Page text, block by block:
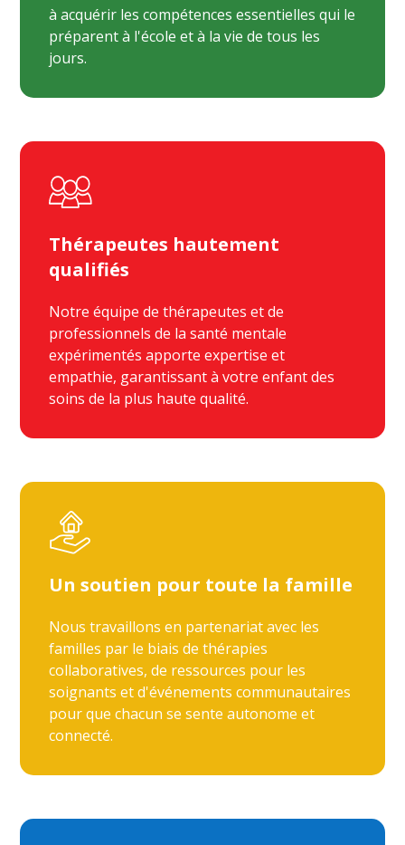
à acquérir les compétences essentielles qui le
préparent à l'école et à la vie de tous les
jours.
Thérapeutes hautement
qualifiés
Notre équipe de thérapeutes et de
professionnels de la santé mentale
expérimentés apporte expertise et
empathie, garantissant à votre enfant des
soins de la plus haute qualité.
Un soutien pour toute la famille
Nous travaillons en partenariat avec les
familles par le biais de thérapies
collaboratives, de ressources pour les
soignants et d'événements communautaires
pour que chacun se sente autonome et
connecté.